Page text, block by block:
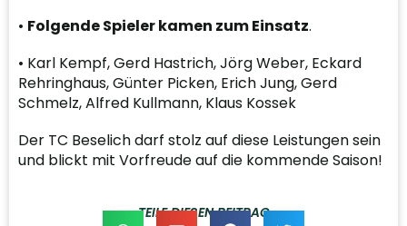
• Folgende Spieler kamen zum Einsatz.
• Karl Kempf, Gerd Hastrich, Jörg Weber, Eckard
Rehringhaus, Günter Picken, Erich Jung, Gerd
Schmelz, Alfred Kullmann, Klaus Kossek
Der TC Beselich darf stolz auf diese Leistungen sein
und blickt mit Vorfreude auf die kommende Saison!
TEILE DIESEN BEITRAG